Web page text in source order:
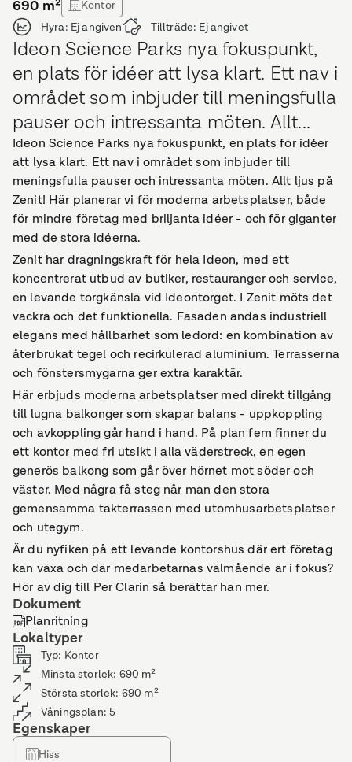
690 m²
Kontor
Hyra: Ej angiven Tillträde: Ej angivet
Ideon Science Parks nya fokuspunkt,
en plats för idéer att lysa klart. Ett nav i
området som inbjuder till meningsfulla
pauser och intressanta möten. Allt...
Ideon Science Parks nya fokuspunkt, en plats för idéer
att lysa klart. Ett nav i området som inbjuder till
meningsfulla pauser och intressanta möten. Allt ljus på
Zenit! Här planerar vi för moderna arbetsplatser, både
för mindre företag med briljanta idéer - och för giganter
med de stora idéerna.
Zenit har dragningskraft för hela Ideon, med ett
koncentrerat utbud av butiker, restauranger och service,
en levande torgkänsla vid Ideontorget. I Zenit möts det
vackra och det funktionella. Fasaden andas industriell
elegans med hållbarhet som ledord: en kombination av
återbrukat tegel och recirkulerad aluminium. Terrasserna
och fönstersmygarna ger extra karaktär.
Här erbjuds moderna arbetsplatser med direkt tillgång
till lugna balkonger som skapar balans - uppkoppling
och avkoppling går hand i hand. På plan fem finner du
ett kontor med fri utsikt i alla väderstreck, en egen
generös balkong som går över hörnet mot söder och
väster. Med några få steg når man den stora
gemensamma takterrassen med utomhusarbetsplatser
och utegym.
Är du nyfiken på ett levande kontorshus där ert företag
kan växa och där medarbetarnas välmående är i fokus?
Hör av dig till Per Clarin så berättar han mer.
Dokument
Planritning
Lokaltyper
Typ: Kontor
Minsta storlek: 690 m²
Största storlek: 690 m²
Våningsplan:5
Egenskaper
Hiss